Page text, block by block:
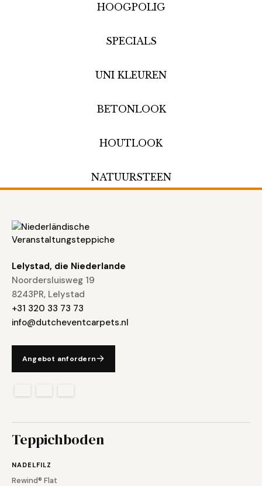
HOOGPOLIG
SPECIALS
UNI KLEUREN
BETONLOOK
HOUTLOOK
NATUURSTEEN
Lelystad, die Niederlande
Noordersluisweg 19
8243PR, Lelystad
+31 320 33 73 73
info@dutcheventcarpets.nl
Angebot anfordern
Teppichboden
NADELFILZ
Rewind® Flat